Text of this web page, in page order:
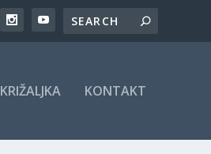
KRIŽALJKA KONTAKT